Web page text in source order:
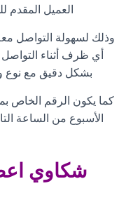
العميل المقدم
وذلك لسهولة التواصل
أي ظرف أثناء التواصل
بشكل دقيق مع نوع
كما يكون الرقم الخاص
الأسبوع من الساعة
شكاوي